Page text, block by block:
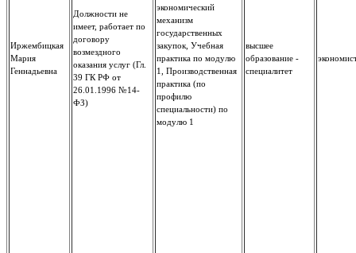
Иржембицкая
Мария
Геннадьевна
Должности не
имеет, работает по
договору
возмездного
оказания услуг (Гл.
39 ГК РФ от
26.01.1996 №14-
ФЗ)
экономический
механизм
государственных
закупок, Учебная
практика по модулю
1, Производственная
практика (по
профилю
специальности) по
модулю 1
высшее
образование -
специалитет